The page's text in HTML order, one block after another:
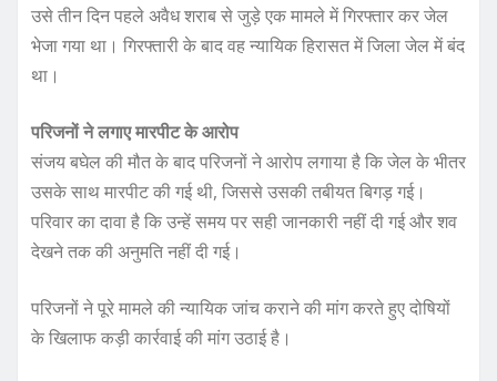
उसे तीन दिन पहले अवैध शराब से जुड़े एक मामले में गिरफ्तार कर जेल
भेजा गया था। गिरफ्तारी के बाद वह न्यायिक हिरासत में जिला जेल में बंद
था।
परिजनों ने लगाए मारपीट के आरोप
संजय बघेल की मौत के बाद परिजनों ने आरोप लगाया है कि जेल के भीतर
उसके साथ मारपीट की गई थी, जिससे उसकी तबीयत बिगड़ गई।
परिवार का दावा है कि उन्हें समय पर सही जानकारी नहीं दी गई और शव
देखने तक की अनुमति नहीं दी गई।
परिजनों ने पूरे मामले की न्यायिक जांच कराने की मांग करते हुए दोषियों
के खिलाफ कड़ी कार्रवाई की मांग उठाई है।